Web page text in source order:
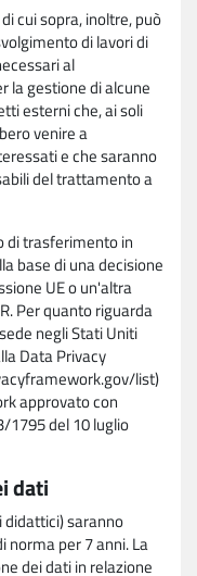
cui sopra, inoltre, può
di lavori di
al
la gestione di alcune
esterni che, ai soli
venire a
e che saranno
del trattamento a
di trasferimento in
base di una decisione
UE o un'altra
Per quanto riguarda
negli Stati Uniti
Data Privacy
list)
approvato con
1795 del 10 luglio
dati
saranno
per 7 anni. La
dei dati in relazione